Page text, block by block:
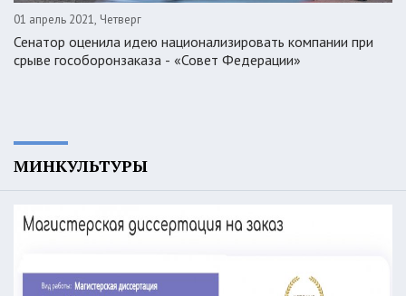
01 апрель 2021, Четверг
Сенатор оценила идею национализировать компании при
срыве гособоронзаказа - «Совет Федерации»
МИНКУЛЬТУРЫ